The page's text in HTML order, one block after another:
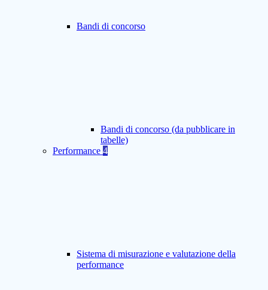
Bandi di concorso
Bandi di concorso (da pubblicare in
tabelle)
Performance 4
Sistema di misurazione e valutazione della
performance